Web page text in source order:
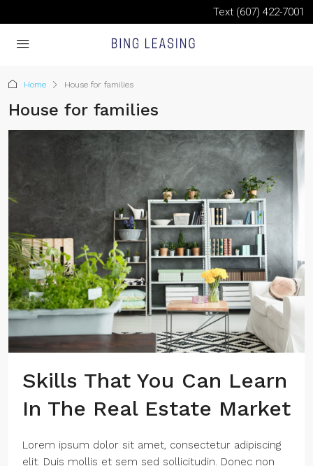
Text (607) 422-7001
Home House for families
House for families
Skills That You Can Learn
In The Real Estate Market
Lorem ipsum dolor sit amet, consectetur adipiscing
elit. Duis mollis et sem sed sollicitudin. Donec non